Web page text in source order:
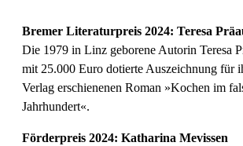
Bremer Literaturpreis 2024: Teresa
Die 1979 in Linz geborene Autorin Teresa
mit 25.000 Euro dotierte Auszeichnung für
Verlag erschienenen Roman »Kochen im
Jahrhundert«.
Förderpreis 2024: Katharina Mevissen